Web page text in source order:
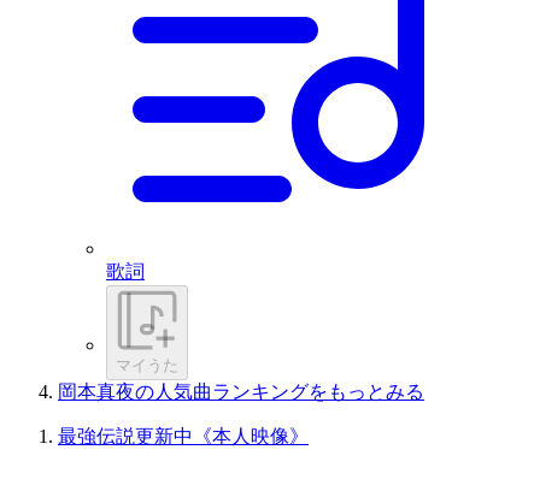
歌詞
マイうた
岡本真夜の人気曲ランキングをもっとみる
最強伝説更新中《本人映像》